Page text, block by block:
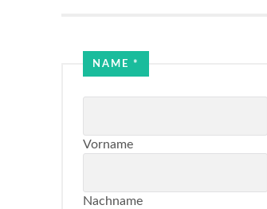
Email
Email
NAME *
Vorname
Nachname